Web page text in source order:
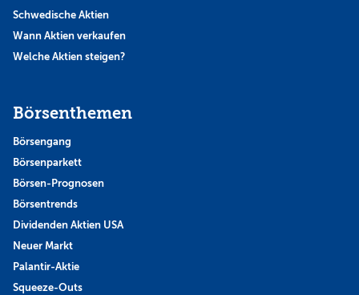
Schwedische Aktien
Wann Aktien verkaufen
Welche Aktien steigen?
Börsenthemen
Börsengang
Börsenparkett
Börsen-Prognosen
Börsentrends
Dividenden Aktien USA
Neuer Markt
Palantir-Aktie
Squeeze-Outs